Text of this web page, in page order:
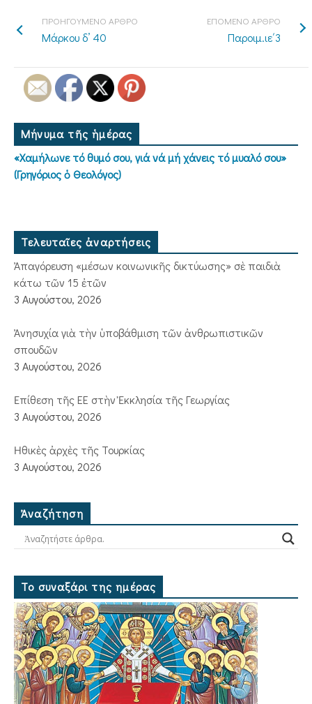
ΠΡΟΗΓΟΥΜΕΝΟ ΑΡΘΡΟ
Μάρκου δ’ 40
ΕΠΟΜΕΝΟ ΑΡΘΡΟ
Παροιμ.ιε΄3
Μήνυμα τῆς ἡμέρας
«Χαμήλωνε τό θυμό σου, γιά νά μή χάνεις τό μυαλό σου»
(Γρηγόριος ὁ Θεολόγος)
Τελευταῖες ἀναρτήσεις
Ἀπαγόρευση «μέσων κοινωνικῆς δικτύωσης» σὲ παιδιὰ
κάτω τῶν 15 ἐτῶν
3 Αυγούστου, 2026
Ἀνησυχία γιὰ τὴν ὑποβάθμιση τῶν ἀνθρωπιστικῶν
σπουδῶν
3 Αυγούστου, 2026
Ἐπίθεση τῆς ΕΕ στὴν Ἐκκλησία τῆς Γεωργίας
3 Αυγούστου, 2026
Ἠθικὲς ἀρχὲς τῆς Τουρκίας
3 Αυγούστου, 2026
Ἀναζήτηση
Το συναξάρι της ημέρας